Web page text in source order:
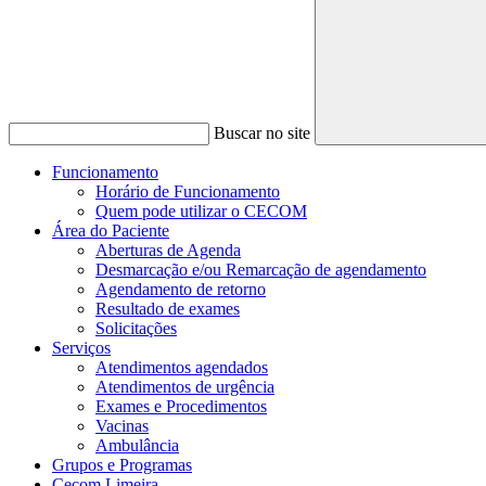
Buscar no site
Funcionamento
Horário de Funcionamento
Quem pode utilizar o CECOM
Área do Paciente
Aberturas de Agenda
Desmarcação e/ou Remarcação de agendamento
Agendamento de retorno
Resultado de exames
Solicitações
Serviços
Atendimentos agendados
Atendimentos de urgência
Exames e Procedimentos
Vacinas
Ambulância
Grupos e Programas